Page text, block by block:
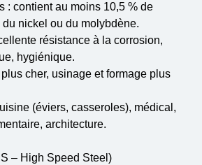
: contient au moins 10,5 % de
nickel ou du molybdène.
résistance à la corrosion,
hygiénique.
plus cher, usinage et formage plus
(éviers, casseroles), médical,
architecture.
– High Speed Steel)